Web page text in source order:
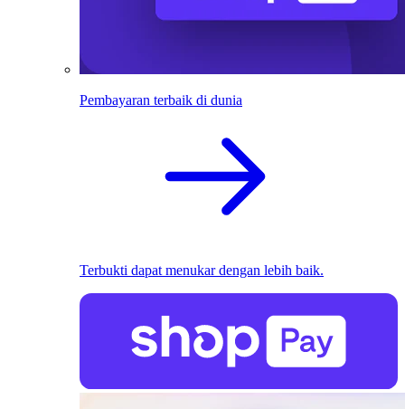
Pembayaran terbaik di dunia
Terbukti dapat menukar dengan lebih baik.